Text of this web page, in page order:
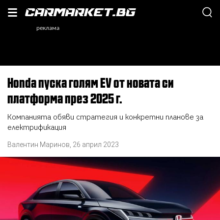
Honda пуска голям EV от новата си
платформа през 2025 г.
Компанията обяви стратегия и конкретни планове за
електрификация
Валентин Маринов 26 април 2023